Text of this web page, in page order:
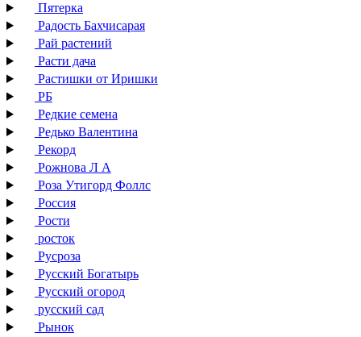
Пятерка
Радость Бахчисарая
Рай растений
Расти дача
Растишки от Иришки
РБ
Редкие семена
Редько Валентина
Рекорд
Рожнова Л А
Роза Утигорд Фоллс
Россия
Рости
росток
Русроза
Русский Богатырь
Русский огород
русский сад
Рынок